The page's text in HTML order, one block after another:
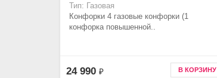
Тип: Газовая
Конфорки 4 газовые конфорки (1
конфорка повышенной..
24 990 ₽ В КОРЗИНУ